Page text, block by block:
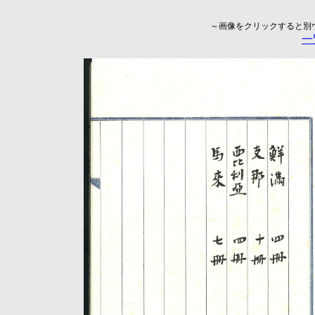
～画像をクリックすると
一